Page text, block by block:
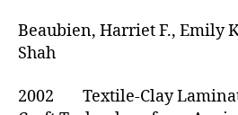
Beaubien, Harriet F., Emily
Shah
2002 Textile-Clay